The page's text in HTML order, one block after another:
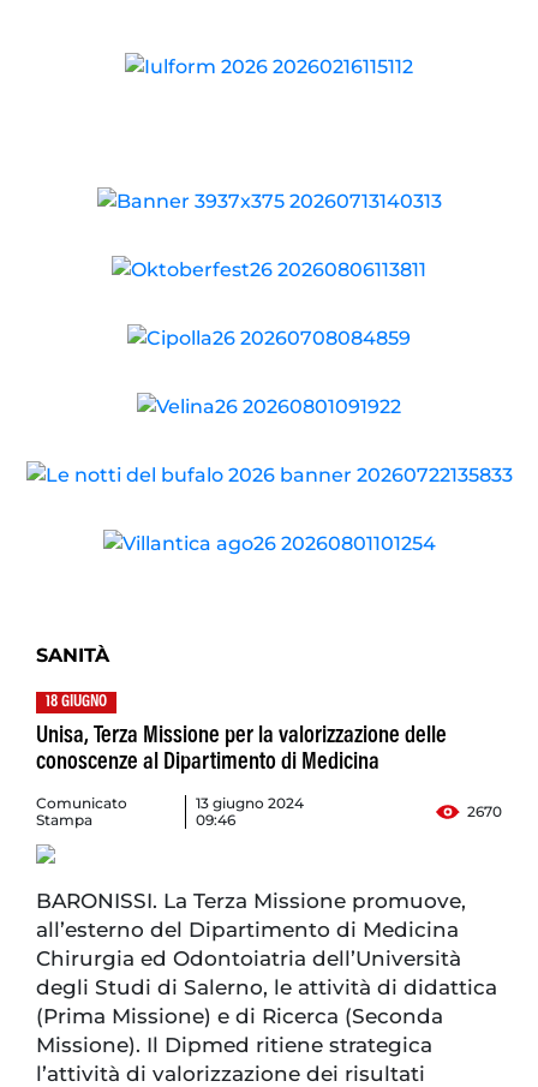
SANITÀ
18 GIUGNO
Unisa, Terza Missione per la valorizzazione delle
conoscenze al Dipartimento di Medicina
Comunicato
Stampa
13 giugno 2024
09:46
2670
BARONISSI. La Terza Missione promuove,
all’esterno del Dipartimento di Medicina
Chirurgia ed Odontoiatria dell’Università
degli Studi di Salerno, le attività di didattica
(Prima Missione) e di Ricerca (Seconda
Missione). Il Dipmed ritiene strategica
l’attività di valorizzazione dei risultati